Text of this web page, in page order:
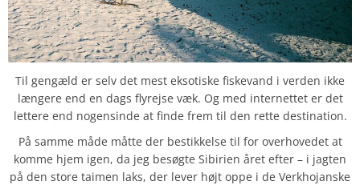
Til gengæld er selv det mest eksotiske fiskevand i verden ikke
længere end en dags flyrejse væk. Og med internettet er det
lettere end nogensinde at finde frem til den rette destination.
På samme måde måtte der bestikkelse til for overhovedet at
komme hjem igen, da jeg besøgte Sibirien året efter – i jagten
på den store taimen laks, der lever højt oppe i de Verkhojanske